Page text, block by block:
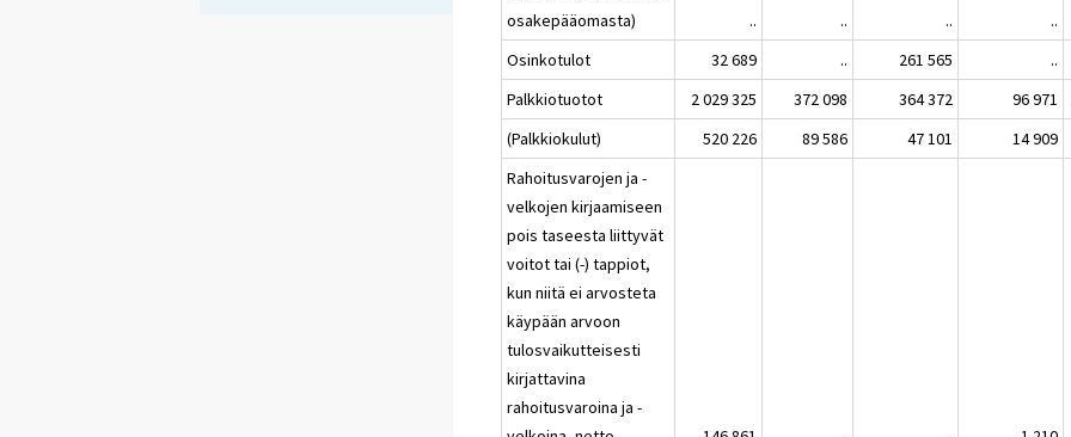
osakepääomasta)
.. .. .. ..
Osinkotulot
32 689 .. 261 565 ..
Palkkiotuotot
2 029 325 372 098 364 372 96 971
(Palkkiokulut)
520 226 89 586 47 101 14 909
Rahoitusvarojen ja -
velkojen kirjaamiseen
pois taseesta liittyvät
voitot tai (-) tappiot,
kun niitä ei arvosteta
käypään arvoon
tulosvaikutteisesti
kirjattavina
rahoitusvaroina ja -